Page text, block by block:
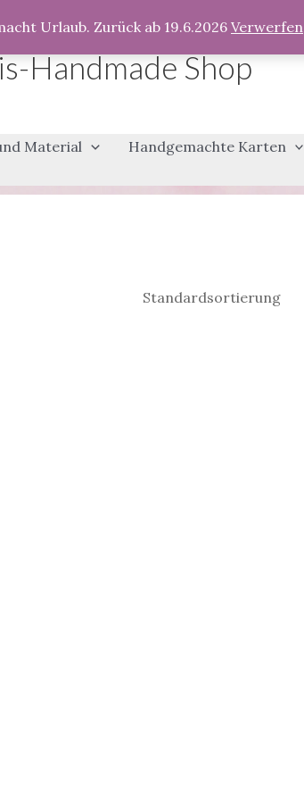
Urlaub. Zurück ab 19.6.2026Verwerfen
Handmade Shop
Material Handgemachte Karten